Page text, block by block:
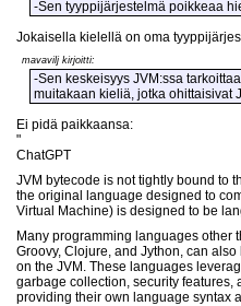
-Sen tyyppijärjestelmä poikkeaa
Jokaisella kielellä on oma
mavavilj kirjoitti:
-Sen keskeisyys JVM:ssa
muitakaan kieliä, jotka ohittaisivat
Ei pidä paikkaansa:
"
ChatGPT
JVM bytecode is not tightly bound to
the original language designed to
Virtual Machine) is designed to be
Many programming languages other
Groovy, Clojure, and Jython, can
on the JVM. These languages
garbage collection, security features,
providing their own language syntax